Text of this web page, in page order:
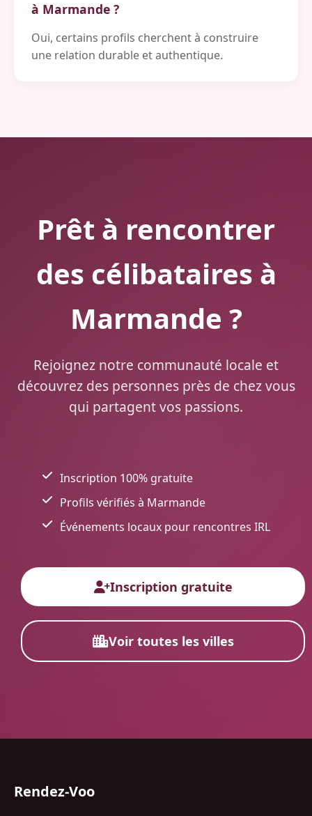
à Marmande ?
Oui, certains profils cherchent à construire
une relation durable et authentique.
Prêt à rencontrer
des célibataires à
Marmande ?
Rejoignez notre communauté locale et
découvrez des personnes près de chez vous
qui partagent vos passions.
Inscription 100% gratuite
Profils vérifiés à Marmande
Événements locaux pour rencontres IRL
Inscription gratuite
Voir toutes les villes
Rendez-Voo